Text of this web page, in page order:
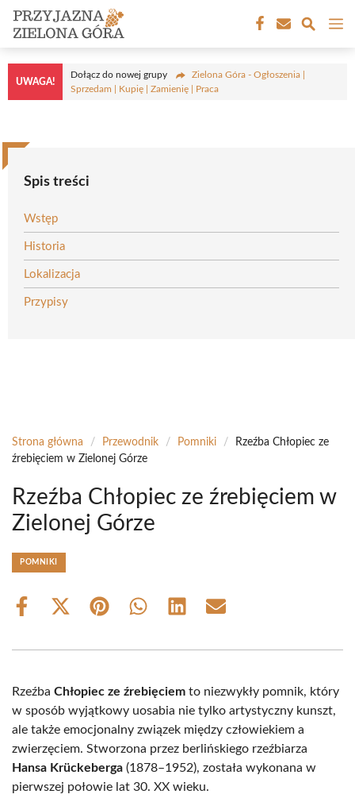
Przejdź
treści
UWAGA!
Dołącz do nowej grupy
Zielona Góra - Ogłoszenia |
Sprzedam | Kupię | Zamienię | Praca
Spis treści
Wstęp
Historia
Lokalizacja
Przypisy
Strona główna / Przewodnik / Pomniki /
Rzeźba Chłopiec ze
źrebięciem w Zielonej Górze
Rzeźba Chłopiec ze źrebięciem w
Zielonej Górze
POMNIKI
Share
Share
(Twitter)
Share Share Share Share
Rzeźba Chłopiec ze źrebięciem to niezwykły pomnik, który
w sposób wyjątkowy uosabia nie tylko artystyczny kunszt,
ale także emocjonalny związek między człowiekiem a
zwierzęciem. Stworzona przez berlińskiego rzeźbiarza
Hansa Krückeberga (1878–1952), została wykonana w
pierwszej połowie lat 30. XX wieku.